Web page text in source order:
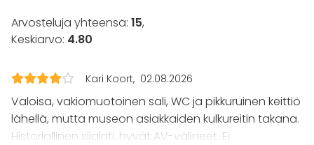
Saunailta
Illallinen / lounas
Seminaari / konferenssi
Messut
Esitys / näytös
Virkistystilaisuus
Mökkireissu / retriitti
Arvosteluja yhteensä: 15,
Keskiarvo: 4.80
Kari Koort 02.08.2026
Valoisa, vakiomuotoinen sali, WC ja pikkuruinen keittiö
lähellä, mutta museon asiakkaiden kulkureitin takana.
Historiallinen sijainti, hyvät AV-välineet. Ei